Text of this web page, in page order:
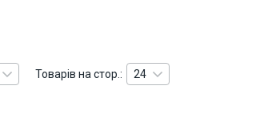
Товарів на стор.: 24